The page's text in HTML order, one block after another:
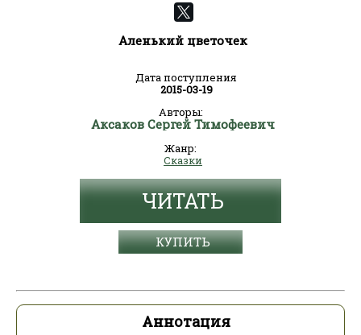
Аленький цветочек
Дата поступления
2015-03-19
Авторы:
Аксаков Сергей Тимофеевич
Жанр:
Сказки
ЧИТАТЬ
КУПИТЬ
Аннотация